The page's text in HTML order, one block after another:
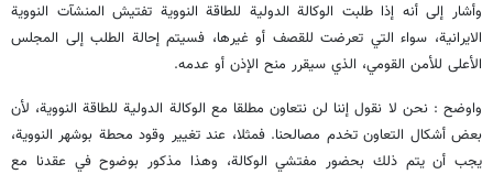
وأشار إلى أنه إذا طلبت الوكالة الدولية للطاقة النووية تفتيش المنشآت النووية
الايرانية، سواء التي تعرضت للقصف أو غيرها، فسيتم إحالة الطلب إلى المجلس
الأعلى للأمن القومي، الذي سيقرر منح الإذن أو عدمه.
واوضح : نحن لا نقول إننا لن نتعاون مطلقا مع الوكالة الدولية للطاقة النووية، لأن
بعض أشكال التعاون تخدم مصالحنا. فمثلا، عند تغيير وقود محطة بوشهر النووية،
يجب أن يتم ذلك بحضور مفتشي الوكالة، وهذا مذكور بوضوح في عقدنا مع